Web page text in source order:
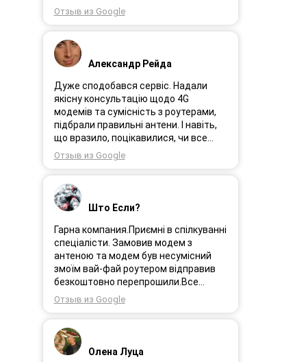
був дуже слабким або взагалі
відсутній. І ось я в Інтернеті побачила
підкорило це тестовий період 1 міс, я
вирішила спробувати ще раз.
Надіслала заявку зімною зв’язалася
менеджер Олеся дуже привітна
дівчина розповіла все детально і
порадила хороший пристрій.
Замовлення прийшло через день і я
поїхала встановлювати інтернет.
Олеся була на зв’язоку і все
допомагала. І ось інтернет працює як
вмісті все супер. Я дуже задоволена.
Дякую менеджеру Олесі яка
турботу. Дякую. Рекомендую .
Отзыв из Google
Александр Рейда
Дуже сподобався сервіс. Надали
якісну консультацію щодо 4G
модемів та сумісність з роутерами,
підбрали правильні антени. І навіть,
що вразило, поцікавилися, чи все
гаразд після впровадження
обладнання в експлуатацію та чи
Дуже рекомендую!
Отзыв из Google
Што Если?
Гарна компания.Приємні в спілкуванні
спеціалісти. Замовив модем з
антеною та модем був несумісний
змоїм вай-фай роутером відправив
безкоштовно перепрошили.Все
працює.
Отзыв из Google
Олена Луца